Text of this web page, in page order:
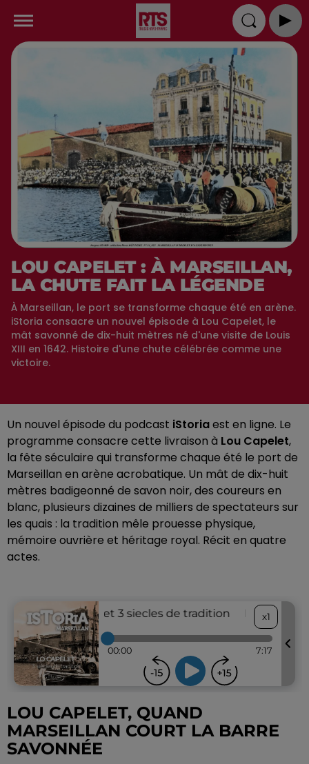
LOU CAPELET : À MARSEILLAN,
LA CHUTE FAIT LA LÉGENDE
À Marseillan, le port se transforme chaque été en arène.
iStoria consacre un nouvel épisode à Lou Capelet, le
mât savonné de dix-huit mètres né d'une visite de Louis
XIII en 1642. Histoire d'une chute célébrée comme une
victoire.
Un nouvel épisode du podcast iStoriaest en ligne. Le
programme consacre cette livraison à Lou Capelet,
la fête séculaire qui transforme chaque été le port de
Marseillan en arène acrobatique. Un mât de dix-huit
mètres badigeonné de savon noir, des coureurs en
blanc, plusieurs dizaines de milliers de spectateurs sur
les quais : la tradition mêle prouesse physique,
mémoire ouvrière et héritage royal. Récit en quatre
actes.
LOU CAPELET, QUAND
MARSEILLAN COURT LA BARRE
SAVONNÉE